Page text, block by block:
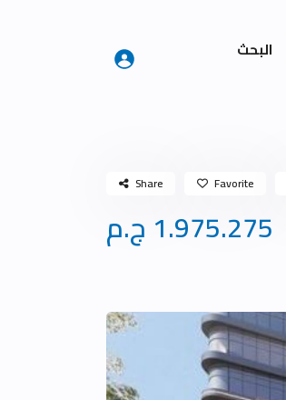
البحث
Share Favorite